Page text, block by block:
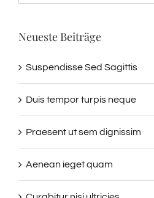
nach:
Neueste Beiträge
Suspendisse Sed Sagittis
Duis tempor turpis neque
Praesent ut sem dignissim
Aenean ieget quam